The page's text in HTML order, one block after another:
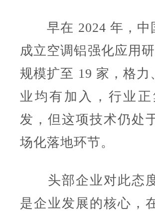
早在 2024 年，中
成立空调铝强化应用
规模扩至 19 家，格
业均有加入，行业
发，但这项技术仍处
场化落地环节。
头部企业对此态度
是企业发展的核心，